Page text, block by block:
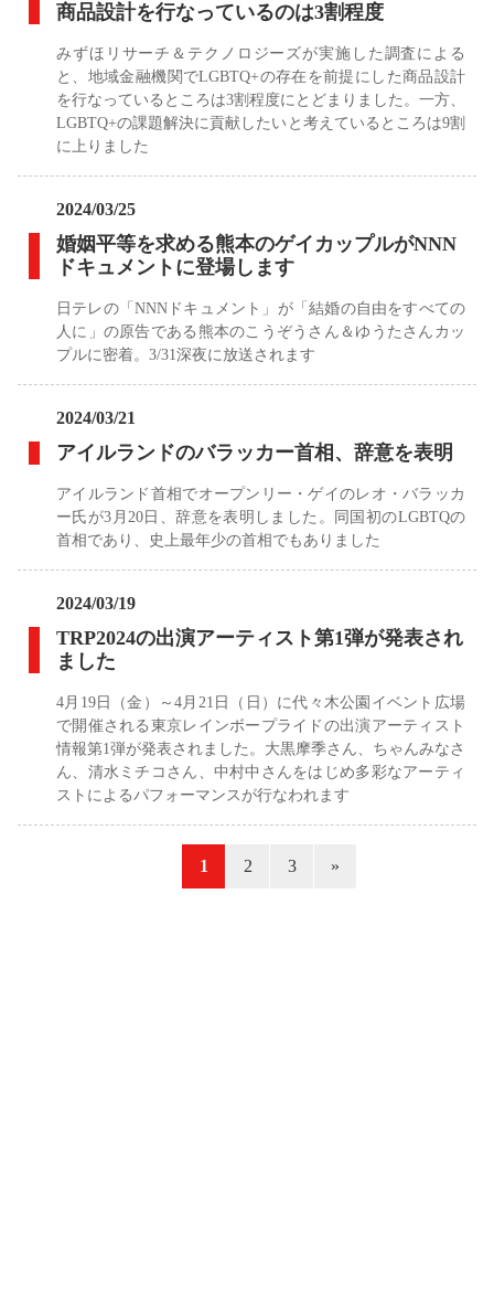
商品設計を行なっているのは3割程度
みずほリサーチ＆テクノロジーズが実施した調査による
と、地域金融機関でLGBTQ+の存在を前提にした商品設計
を行なっているところは3割程度にとどまりました。一方、
LGBTQ+の課題解決に貢献したいと考えているところは9割
に上りました
2024/03/25
婚姻平等を求める熊本のゲイカップルがNNN
ドキュメントに登場します
日テレの「NNNドキュメント」が「結婚の自由をすべての
人に」の原告である熊本のこうぞうさん＆ゆうたさんカッ
プルに密着。3/31深夜に放送されます
2024/03/21
アイルランドのバラッカー首相、辞意を表明
アイルランド首相でオープンリー・ゲイのレオ・バラッカ
ー氏が3月20日、辞意を表明しました。同国初のLGBTQの
首相であり、史上最年少の首相でもありました
2024/03/19
TRP2024の出演アーティスト第1弾が発表され
ました
4月19日（金）～4月21日（日）に代々木公園イベント広場
で開催される東京レインボープライドの出演アーティスト
情報第1弾が発表されました。大黒摩季さん、ちゃんみなさ
ん、清水ミチコさん、中村中さんをはじめ多彩なアーティ
ストによるパフォーマンスが行なわれます
1 2 3 »